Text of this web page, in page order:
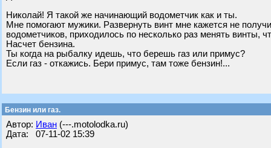
Николай! Я такой же начинающий водометчик как и ты.
Мне помогают мужики. Развернуть винт мне кажется не
водометчиков, приходилось по несколько раз менять винты,
Насчет бензина.
Ты когда на рыбалку идешь, что берешь газ или примус?
Если газ - откажись. Бери примус, там тоже бензин!...
Бензин или газ.
Автор: Иван (---.motolodka.ru)
Дата: 07-11-02 15:39